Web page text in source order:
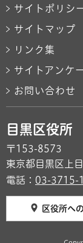
サイトポリシ
サイトマップ
リンク集
サイトアンケ
お問い合わせ
目黒区役所
〒153-8573
東京都目黒区上
電話： 03-3715-
区役所へ